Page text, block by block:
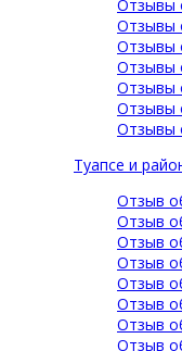
Отзывы
Отзывы
Отзывы
Отзывы
Отзывы
Отзывы
Отзывы
Туапсе и
Отзыв
Отзыв
Отзыв
Отзыв
Отзыв
Отзыв
Отзыв
Отзыв